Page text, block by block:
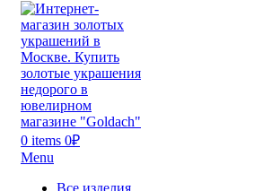
0 items 0₽
Menu
Все изделия